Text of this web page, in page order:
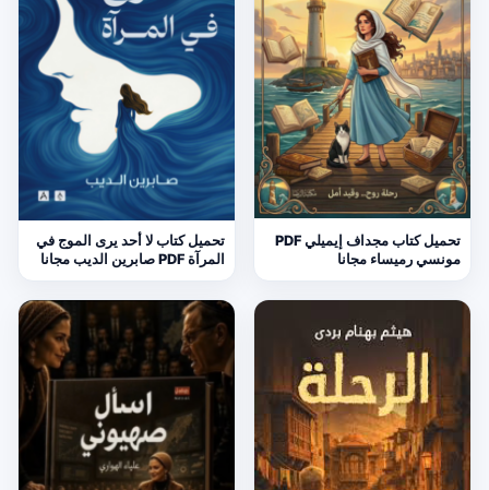
تحميل كتاب مجداف إيميلي PDF
مونسي رميساء مجانا
تحميل كتاب لا أحد يرى الموج في
المرآة PDF صابرين الديب مجانا